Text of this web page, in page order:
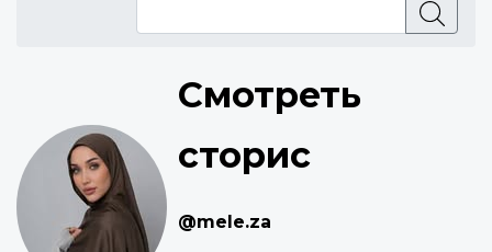
Смотреть
сторис
@mele.za